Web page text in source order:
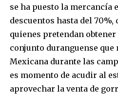
se ha puesto la mercancía
descuentos hasta del 70%,
quienes pretendan
conjunto duranguense
Mexicana durante las
es momento de acudir al
aprovechar la venta de